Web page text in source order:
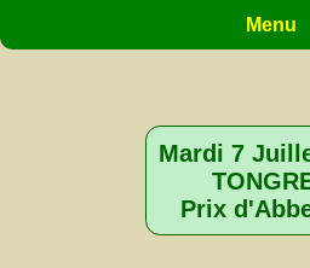
Menu
Mardi 7
Prix